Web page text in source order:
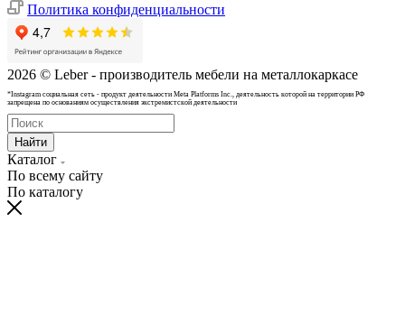
Политика конфиденциальности
2026 © Leber - производитель мебели на металлокаркасе
*Instagram cоциальная сеть - продукт деятельности Meta Platforms Inc., деятельность которой на территории РФ
запрещена по основаниям осуществления экстремистской деятельности
Найти
Каталог
По всему сайту
По каталогу